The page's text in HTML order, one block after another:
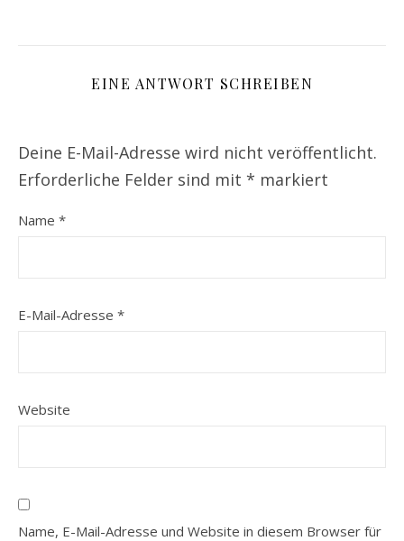
EINE ANTWORT SCHREIBEN
Deine E-Mail-Adresse wird nicht veröffentlicht.
Erforderliche Felder sind mit * markiert
Name *
E-Mail-Adresse *
Website
Name, E-Mail-Adresse und Website in diesem Browser für